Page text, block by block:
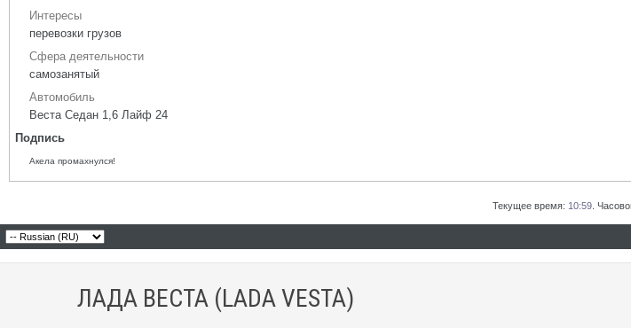
Интересы
перевозки грузов
Сфера деятельности
самозанятый
Автомобиль
Веста Седан 1,6 Лайф 24
Подпись
Акела промахнулся!
Текущее время: 10:59 .
ЛАДА ВЕСТА (LADA VESTA)